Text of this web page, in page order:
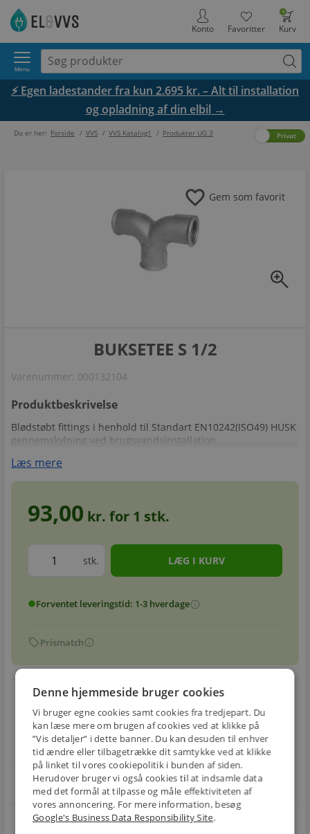
0
Kurv
Favoritter
Konto
Menu
⚡ Egen ladestander fra kun 2.695 kr. – Alt til installation
og opladning af din elbil →
Du er her: Forside / VVS / VVS Katalog1 / Produkter UG 3 Privat
zoom_in
favorite Gem som favorit
BUKSETEE S 1/2
Varenummer: 000132104
Produktbeskrivelse
Blødstøbt fittings i henhold til Standart EN10242(ISO49) HUSK
gennemskylning ved brugsvandsinstallation
Læs mere
93,00 kr. for 1 stk.
stk.
circleForventet leveringstid: 1-3 hverdageinfo
sellPrismatchinfo
E-MÆRKET
Handle trygt hos
local_shipping
BILLIG
FRAGT
Fra 49,00 kr.
restart_alt
30 DAGES
RETUR
Nem returnering
star4.1 på Trustpilot 11,691 anmeldelser
Denne hjemmeside bruger cookies
Vi bruger egne cookies samt cookies fra tredjepart. Du
kan læse mere om brugen af cookies ved at klikke på
”Vis detaljer” i dette banner. Du kan desuden til enhver
tid ændre eller tilbagetrække dit samtykke ved at klikke
på linket til vores cookiepolitik i bunden af siden.
Herudover bruger vi også cookies til at indsamle data
med det formål at tilpasse og måle effektiviteten af
vores annoncering. For mere information, besøg
Google's Business Data Responsibility Site.